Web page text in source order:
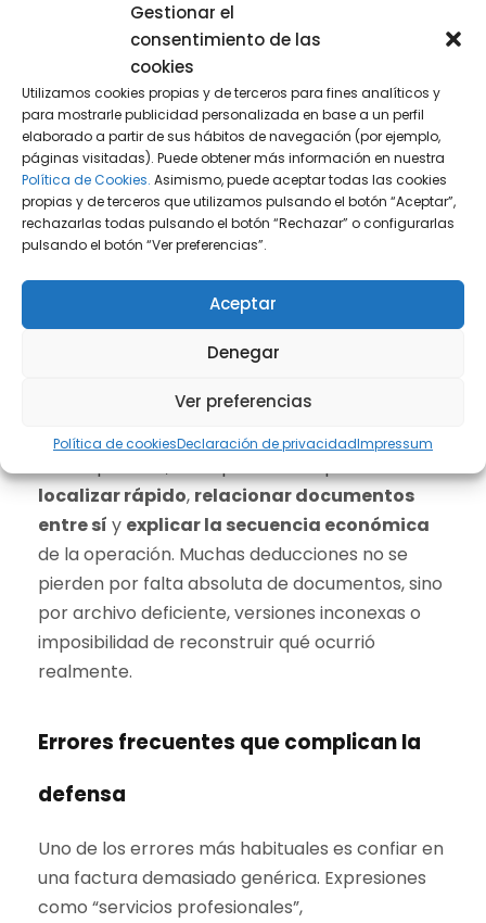
Gestionar el
consentimiento de las
cookies
Utilizamos cookies propias y de terceros para fines analíticos y
para mostrarle publicidad personalizada en base a un perfil
elaborado a partir de sus hábitos de navegación (por ejemplo,
páginas visitadas). Puede obtener más información en nuestra
Política de Cookies. Asimismo, puede aceptar todas las cookies
propias y de terceros que utilizamos pulsando el botón “Aceptar”,
rechazarlas todas pulsando el botón “Rechazar” o configurarlas
pulsando el botón “Ver preferencias”.
Aceptar
Denegar
Ver preferencias
Política de cookiesDeclaración de privacidadImpressum
La conservación documental importa
más de lo que parece
La Ley del IVA obliga a conservar las facturas
recibidas, justificantes contables y copias de las
facturas expedidas durante el plazo de
prescripción, y durante más tiempo cuando
existan bienes o cuotas sometidos a periodos
conservación sea electrónica, la Administración
debe poder acceder en línea, cargar y utilizar la
Esto tiene una consecuencia práctica muy
clara: no basta con “tener algo guardado”. En
localizar rápido, relacionar documentos
entre sí y explicar la secuencia económica
de la operación. Muchas deducciones no se
pierden por falta absoluta de documentos, sino
por archivo deficiente, versiones inconexas o
imposibilidad de reconstruir qué ocurrió
realmente.
Errores frecuentes que complican la
defensa
Uno de los errores más habituales es confiar en
una factura demasiado genérica. Expresiones
como “servicios profesionales”,